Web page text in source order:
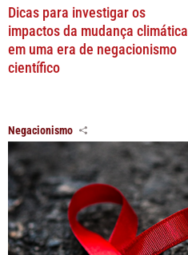
Dicas para investigar os
impactos da mudança climática
em uma era de negacionismo
científico
Negacionismo